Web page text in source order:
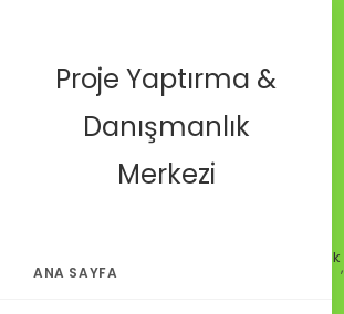
Proje Yaptırma &
Danışmanlık
Merkezi
ANA SAYFA
akademik,